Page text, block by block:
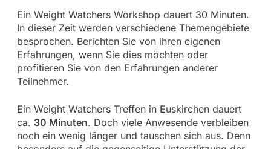
Ein Weight Watchers Workshop dauert 30 Minuten.
In dieser Zeit werden verschiedene Themengebiete
besprochen. Berichten Sie von ihren eigenen
Erfahrungen, wenn Sie dies möchten oder
profitieren Sie von den Erfahrungen anderer
Teilnehmer.
Ein Weight Watchers Treffen in Euskirchen dauert
ca. 30 Minuten. Doch viele Anwesende verbleiben
noch ein wenig länger und tauschen sich aus. Denn